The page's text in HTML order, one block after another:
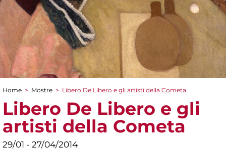
Tu sei qui
Home > Mostre > Libero De Libero e gli artisti della Cometa
Libero De Libero e gli
artisti della Cometa
29/01 - 27/04/2014